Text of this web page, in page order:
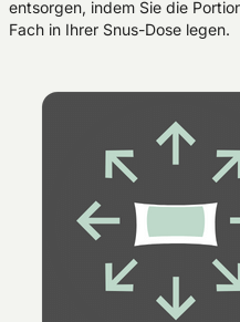
entsorgen, indem Sie die
Fach in Ihrer Snus-Dose legen.